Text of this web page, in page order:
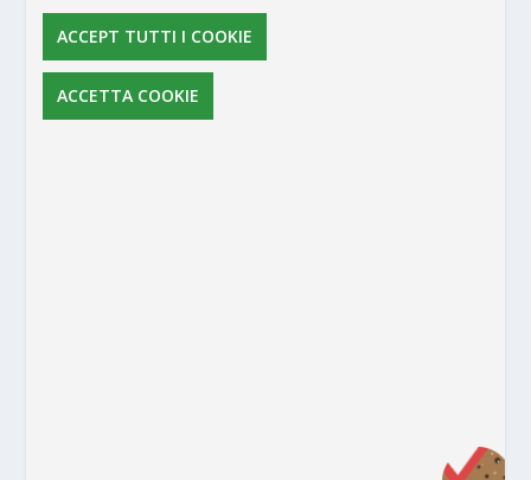
ACCEPT TUTTI I COOKIE
ACCETTA COOKIE